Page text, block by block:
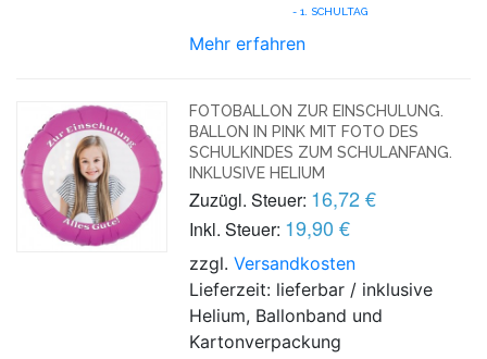
- 1. SCHULTAG
Mehr erfahren
FOTOBALLON ZUR EINSCHULUNG.
BALLON IN PINK MIT FOTO DES
SCHULKINDES ZUM SCHULANFANG.
INKLUSIVE HELIUM
Zuzügl. Steuer: 16,72 €
Inkl. Steuer: 19,90 €
zzgl.Versandkosten
Lieferzeit: lieferbar / inklusive
Helium, Ballonband und
Kartonverpackung